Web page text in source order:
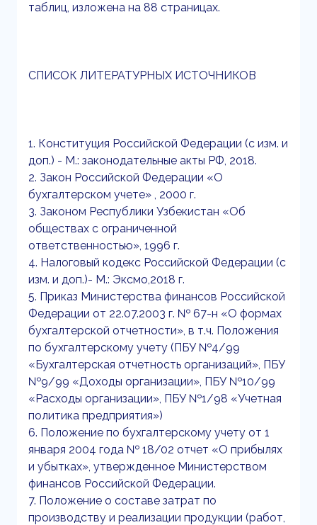
таблиц, изложена на 88 страницах.
СПИСОК ЛИТЕРАТУРНЫХ ИСТОЧНИКОВ
1. Конституция Российской Федерации (с изм. и
доп.) - М.: законодательные акты РФ, 2018.
2. Закон Российской Федерации «О
бухгалтерском учете» , 2000 г.
3. Законом Республики Узбекистан «Об
обществах с ограниченной
ответственностью», 1996 г.
4. Налоговый кодекс Российской Федерации (с
изм. и доп.)- М.: Эксмо,2018 г.
5. Приказ Министерства финансов Российской
Федерации от 22.07.2003 г. № 67-н «О формах
бухгалтерской отчетности», в т.ч. Положения
по бухгалтерскому учету (ПБУ №4/99
«Бухгалтерская отчетность организаций», ПБУ
№9/99 «Доходы организации», ПБУ №10/99
«Расходы организации», ПБУ №1/98 «Учетная
политика предприятия»)
6. Положение по бухгалтерскому учету от 1
января 2004 года № 18/02 отчет «О прибылях
и убытках», утвержденное Министерством
финансов Российской Федерации.
7. Положение о составе затрат по
производству и реализации продукции (работ,